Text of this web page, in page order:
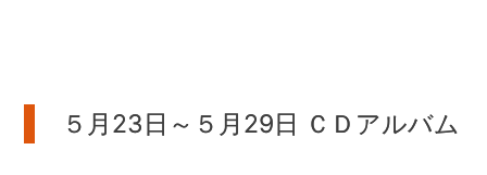
５月23日～５月29日 ＣＤアルバム